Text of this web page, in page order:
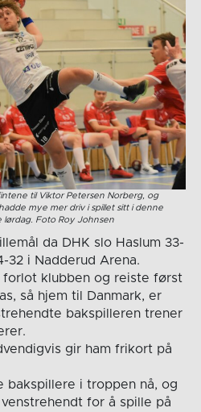
til Viktor Petersen Norberg, og
mye mer driv i spillet sitt i denne
lørdag. Foto Roy Johnsen
da DHK slo Haslum 33-
32 i Nadderud Arena.
klubben og reiste først
så hjem til Danmark, er
bakspilleren trener
gir ham frikort på
bakspillere i troppen nå, og
for å spille på